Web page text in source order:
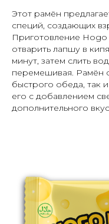
Этот рамён
специй, создающих
Приготовление
отварить лапшу в
минут, затем слить
перемешивая. Рамён
быстрого обеда, так
его с добавлением
дополнительного